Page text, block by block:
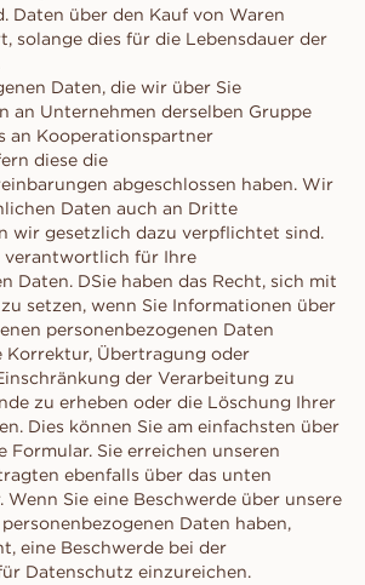
Daten über den Kauf von Waren
solange dies für die Lebensdauer der
Daten, die wir über Sie
an Unternehmen derselben Gruppe
an Kooperationspartner
diese die
abgeschlossen haben. Wir
Daten auch an Dritte
wir gesetzlich dazu verpflichtet sind.
verantwortlich für Ihre
Daten. DSie haben das Recht, sich mit
setzen, wenn Sie Informationen über
personenbezogenen Daten
Korrektur, Übertragung oder
der Verarbeitung zu
zu erheben oder die Löschung Ihrer
Dies können Sie am einfachsten über
Formular. Sie erreichen unseren
ebenfalls über das unten
Wenn Sie eine Beschwerde über unsere
Daten haben,
eine Beschwerde bei der
Datenschutz einzureichen.